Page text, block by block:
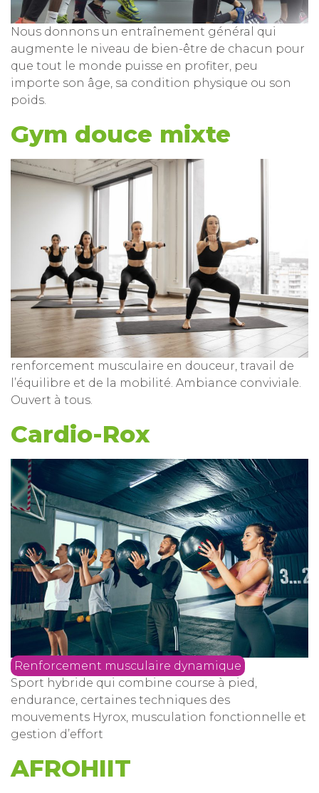
Nous donnons un entraînement général qui
augmente le niveau de bien-être de chacun pour
que tout le monde puisse en profiter, peu
importe son âge, sa condition physique ou son
poids.
Gym douce mixte
renforcement musculaire en douceur, travail de
l’équilibre et de la mobilité. Ambiance conviviale.
Ouvert à tous.
Cardio-Rox
Renforcement musculaire dynamique
Sport hybride qui combine course à pied,
endurance, certaines techniques des
mouvements Hyrox, musculation fonctionnelle et
gestion d’effort
AFROHIIT